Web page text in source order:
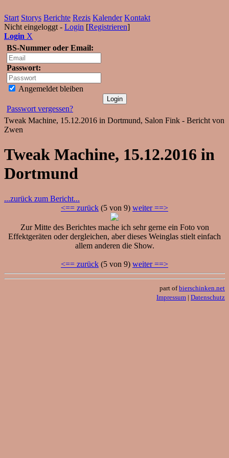
Start Storys Berichte Rezis Kalender Kontakt
Nicht eingeloggt - Login [Registrieren]
Login X
BS-Nummer oder Email:
Passwort:
Angemeldet bleiben
Passwort vergessen?
Tweak Machine, 15.12.2016 in Dortmund, Salon Fink - Bericht von
Zwen
Tweak Machine, 15.12.2016 in
Dortmund
...zurück zum Bericht...
<== zurück (5 von 9) weiter ==>
Zur Mitte des Berichtes mache ich sehr gerne ein Foto von
Effektgeräten oder dergleichen, aber dieses Weinglas stielt einfach
allem anderen die Show.
<== zurück (5 von 9) weiter ==>
part ofbierschinken.net
Impressum | Datenschutz